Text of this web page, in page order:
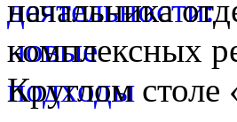
начальника
комплексных
Круглом столе